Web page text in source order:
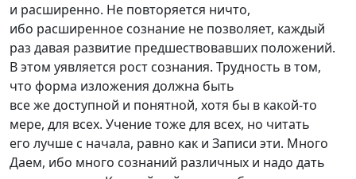
и расширенно. Не повторяется ничто,
ибо расширенное сознание не позволяет, каждый
раз давая развитие предшествовавших положений.
В этом уявляется рост сознания. Трудность в том,
что форма изложения должна быть
все же доступной и понятной, хотя бы в какой-то
мере, для всех. Учение тоже для всех, но читать
его лучше с начала, равно как и Записи эти. Много
Даем, ибо много сознаний различных и надо дать